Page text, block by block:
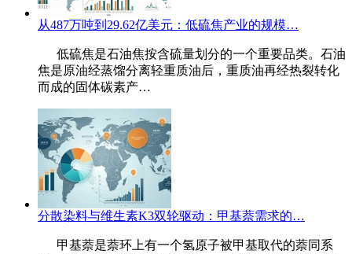
从487万吨到29.62亿美元：低硫焦产业的规模…
低硫焦是石油焦按含硫量划分的一个重要品类。石油
焦是原油经蒸馏分离轻重质油后，重质油再经热裂转化
而成的固体碳素产…
分散染料与维生素K3双轮驱动：甲基萘需求的…
甲基萘是萘环上有一个氢原子被甲基取代的萘同系